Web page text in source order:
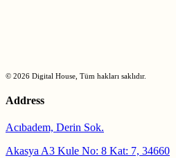
© 2026 Digital House, Tüm hakları saklıdır.
Address
Acıbadem, Derin Sok.
Akasya A3 Kule No: 8 Kat: 7, 34660